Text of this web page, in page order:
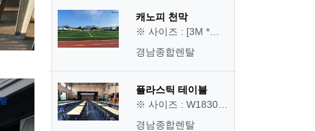
캐노피 천막
※ 사이즈 : [3M *…
경남종합렌탈
플라스틱 테이블
※ 사이즈 : W1830…
경남종합렌탈